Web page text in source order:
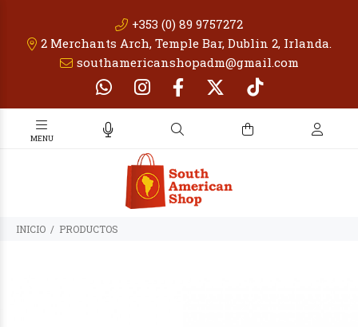
+353 (0) 89 9757272
2 Merchants Arch, Temple Bar, Dublin 2, Irlanda.
southamericanshopadm@gmail.com
INICIO PRODUCTOS